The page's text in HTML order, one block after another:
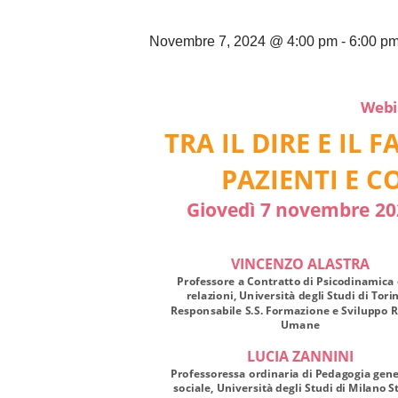
Novembre 7, 2024 @ 4:00 pm - 6:00